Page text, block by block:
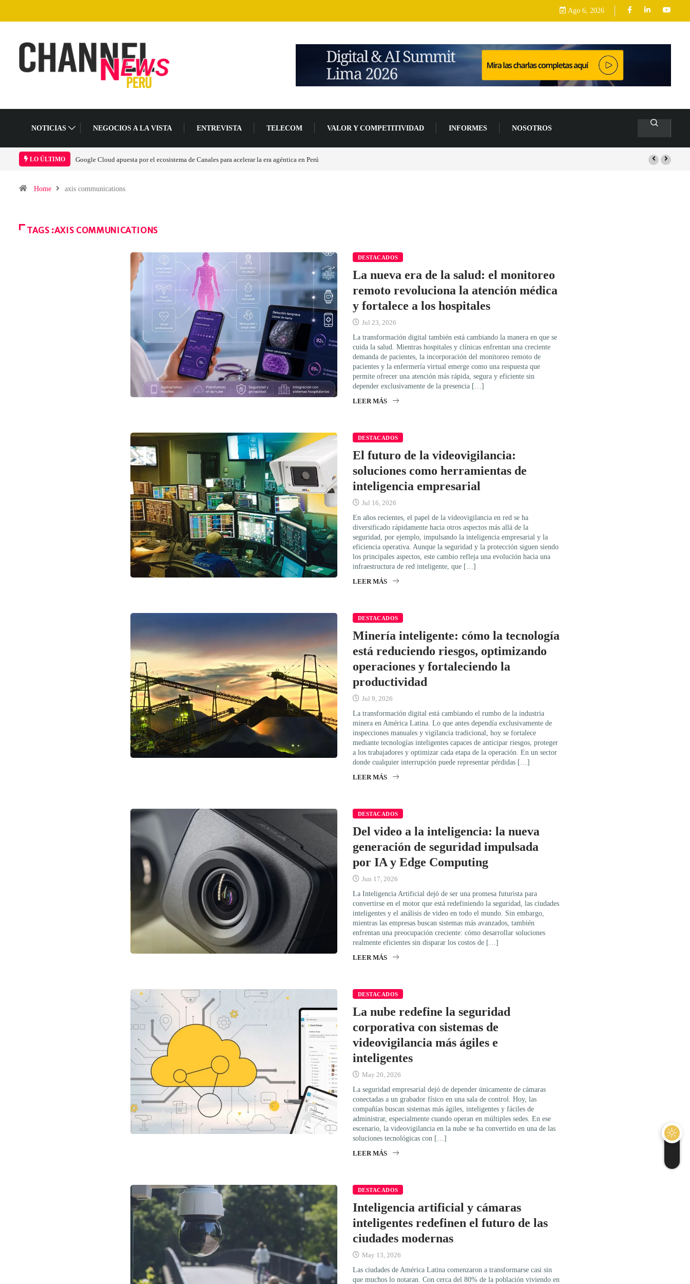
Ago 6, 2026
NOTICIAS NEGOCIOS A LA VISTA ENTREVISTA TELECOM VALOR Y COMPETITIVIDAD INFORMES NOSOTROS
LO ÚLTIMO Las causas del impulso al alza en el precio de las placas base
Home axis communications
TAGS :AXIS COMMUNICATIONS
DESTACADOS
La nueva era de la salud: el monitoreo
remoto revoluciona la atención médica
y fortalece a los hospitales
Jul 23, 2026
La transformación digital también está cambiando la manera en que se
cuida la salud. Mientras hospitales y clínicas enfrentan una creciente
demanda de pacientes, la incorporación del monitoreo remoto de
pacientes y la enfermería virtual emerge como una respuesta que
permite ofrecer una atención más rápida, segura y eficiente sin
depender exclusivamente de la presencia […]
LEER MÁS
DESTACADOS
El futuro de la videovigilancia:
soluciones como herramientas de
inteligencia empresarial
Jul 16, 2026
En años recientes, el papel de la videovigilancia en red se ha
diversificado rápidamente hacia otros aspectos más allá de la
seguridad, por ejemplo, impulsando la inteligencia empresarial y la
eficiencia operativa. Aunque la seguridad y la protección siguen siendo
los principales aspectos, este cambio refleja una evolución hacia una
infraestructura de red inteligente, que […]
LEER MÁS
DESTACADOS
Minería inteligente: cómo la tecnología
está reduciendo riesgos, optimizando
operaciones y fortaleciendo la
productividad
Jul 9, 2026
La transformación digital está cambiando el rumbo de la industria
minera en América Latina. Lo que antes dependía exclusivamente de
inspecciones manuales y vigilancia tradicional, hoy se fortalece
mediante tecnologías inteligentes capaces de anticipar riesgos, proteger
a los trabajadores y optimizar cada etapa de la operación. En un sector
donde cualquier interrupción puede representar pérdidas […]
LEER MÁS
DESTACADOS
Del video a la inteligencia: la nueva
generación de seguridad impulsada
por IA y Edge Computing
Jun 17, 2026
La Inteligencia Artificial dejó de ser una promesa futurista para
convertirse en el motor que está redefiniendo la seguridad, las ciudades
inteligentes y el análisis de video en todo el mundo. Sin embargo,
mientras las empresas buscan sistemas más avanzados, también
enfrentan una preocupación creciente: cómo desarrollar soluciones
realmente eficientes sin disparar los costos de […]
LEER MÁS
DESTACADOS
La nube redefine la seguridad
corporativa con sistemas de
videovigilancia más ágiles e
inteligentes
May 20, 2026
La seguridad empresarial dejó de depender únicamente de cámaras
conectadas a un grabador físico en una sala de control. Hoy, las
compañías buscan sistemas más ágiles, inteligentes y fáciles de
administrar, especialmente cuando operan en múltiples sedes. En ese
escenario, la videovigilancia en la nube se ha convertido en una de las
soluciones tecnológicas con […]
LEER MÁS
DESTACADOS
Inteligencia artificial y cámaras
inteligentes redefinen el futuro de las
ciudades modernas
May 13, 2026
Las ciudades de América Latina comenzaron a transformarse casi sin
que muchos lo notaran. Con cerca del 80% de la población viviendo en